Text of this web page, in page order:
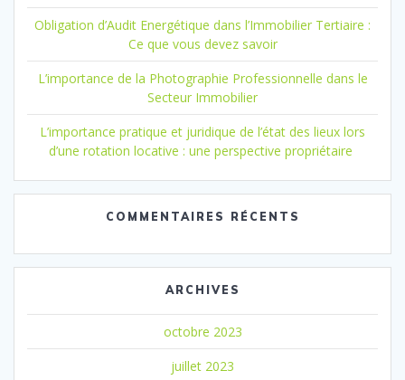
Obligation d’Audit Energétique dans l’Immobilier Tertiaire :
Ce que vous devez savoir
L’importance de la Photographie Professionnelle dans le
Secteur Immobilier
L’importance pratique et juridique de l’état des lieux lors
d’une rotation locative : une perspective propriétaire
COMMENTAIRES RÉCENTS
ARCHIVES
octobre 2023
juillet 2023